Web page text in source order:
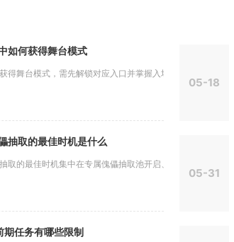
如何获得舞台模式
得舞台模式，需先解锁对应入口并掌握入场、互动与...
05-18
抽取的最佳时机是什么
取的最佳时机集中在专属傀儡抽取池开启、自身资源...
05-31
期任务有哪些限制